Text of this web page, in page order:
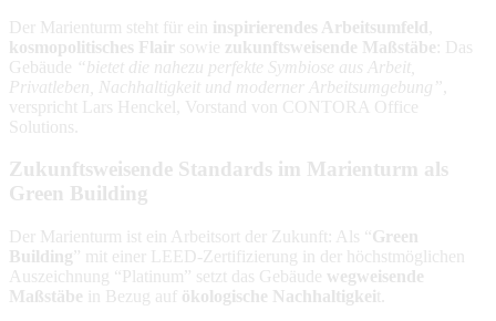
Der Marienturm steht für ein inspirierendes Arbeitsumfeld
kosmopolitisches Flair sowie zukunftsweisende Maßstäbe : Das
Gebäude “bietet die nahezu perfekte Symbiose aus Arbeit,
Privatleben, Nachhaltigkeit und moderner Arbeitsumgebung”
verspricht Lars Henckel, Vorstand von CONTORA Office
Solutions.
Zukunftsweisende Standards im Marienturm als
Green Building
Der Marienturm ist ein Arbeitsort der Zukunft: Als “ Green
Building” mit einer LEED-Zertifizierung in der höchstmöglichen
Auszeichnung “Platinum” setzt das Gebäude wegweisende
Maßstäbe in Bezug auf ökologische Nachhaltigkeit.